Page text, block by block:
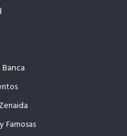
Famosas